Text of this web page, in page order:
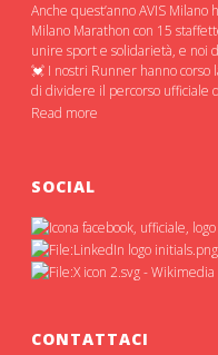
Anche quest’anno AVIS
Milano Marathon con 15
unire sport e solidarietà, e noi
💓 I nostri Runner hanno
di dividere il percorso ufficiale
Read more
SOCIAL
CONTATTACI